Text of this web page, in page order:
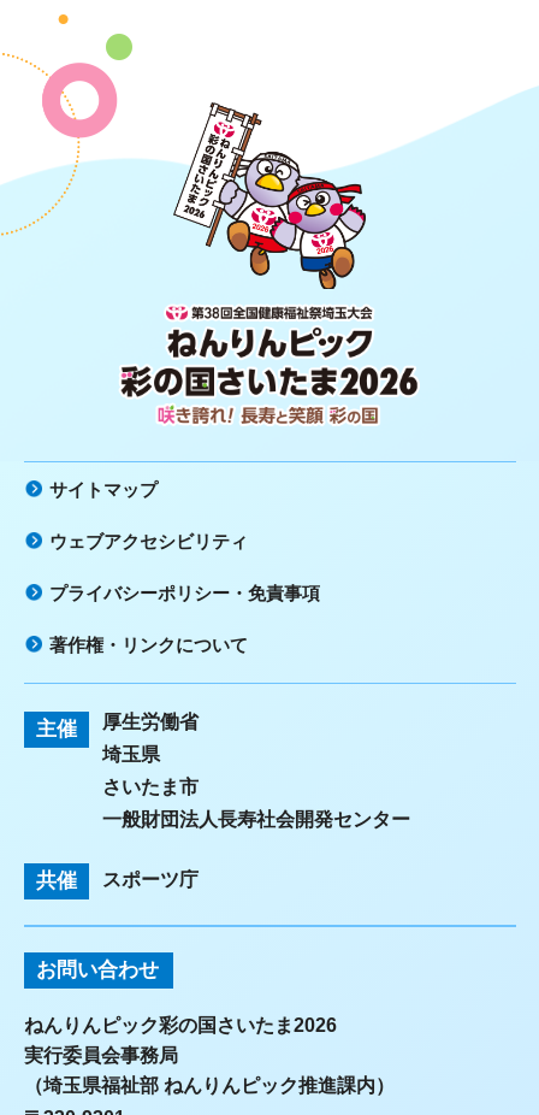
第38回全国健康福祉祭埼玉大会 ね
んりんピック 彩の国さいたま2026
咲き誇れ！長寿と笑顔 彩の国
サイトマップ
ウェブアクセシビリティ
プライバシーポリシー・免責事項
著作権・リンクについて
主催
厚生労働省
埼玉県
さいたま市
一般財団法人長寿社会開発センター
共催 スポーツ庁
お問い合わせ
ねんりんピック彩の国さいたま2026
実行委員会事務局
（埼玉県福祉部 ねんりんピック推進課内）